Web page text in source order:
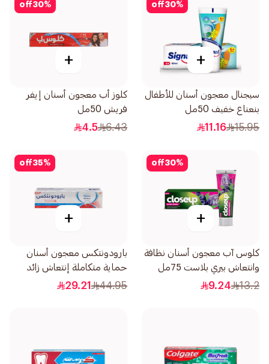
30%
off
+
سيجنال معجون أسنان للأطفال
بنعناع خفيف 50مل
15.95
11.16
30%
off
+
كلوز أب معجون أسنان إيفر
فريش 50مل
6.43
4.5
30%
off
+
كلوس آب معجون أسنان نظافة
وانتعاش بيري بلاست 75مل
13.2
9.24
35%
off
+
بارودونتكس معجون أسنان
حماية متكاملة إنتعاش زائد
75مل
44.95
29.21